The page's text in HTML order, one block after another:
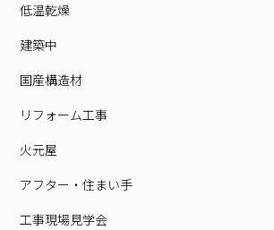
低温乾燥
建築中
国産構造材
リフォーム工事
火元屋
アフター・住まい手
工事現場見学会